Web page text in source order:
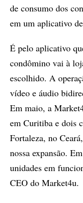
de consumo dos
em um aplicativo
É pelo aplicativo
condômino vai à
escolhido. A
vídeo e áudio
Em maio, a
em Curitiba e dois
Fortaleza, no
nossa expansão.
unidades em
CEO do Market4u.